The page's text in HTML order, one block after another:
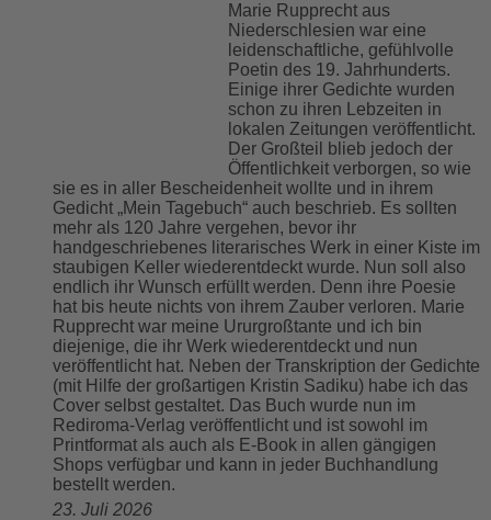
Marie Rupprecht aus
Niederschlesien war eine
leidenschaftliche, gefühlvolle
Poetin des 19. Jahrhunderts.
Einige ihrer Gedichte wurden
schon zu ihren Lebzeiten in
lokalen Zeitungen veröffentlicht.
Der Großteil blieb jedoch der
Öffentlichkeit verborgen, so wie
sie es in aller Bescheidenheit wollte und in ihrem
Gedicht „Mein Tagebuch“ auch beschrieb. Es sollten
mehr als 120 Jahre vergehen, bevor ihr
handgeschriebenes literarisches Werk in einer Kiste im
staubigen Keller wiederentdeckt wurde. Nun soll also
endlich ihr Wunsch erfüllt werden. Denn ihre Poesie
hat bis heute nichts von ihrem Zauber verloren. Marie
Rupprecht war meine Ururgroßtante und ich bin
diejenige, die ihr Werk wiederentdeckt und nun
veröffentlicht hat. Neben der Transkription der Gedichte
(mit Hilfe der großartigen Kristin Sadiku) habe ich das
Cover selbst gestaltet. Das Buch wurde nun im
Rediroma-Verlag veröffentlicht und ist sowohl im
Printformat als auch als E-Book in allen gängigen
Shops verfügbar und kann in jeder Buchhandlung
bestellt werden.
23. Juli 2026